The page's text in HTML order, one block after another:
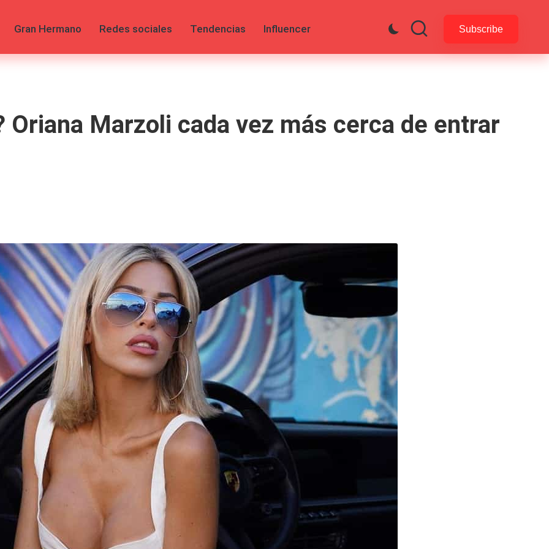
Gran Hermano Redes sociales Tendencias Influencer Subscribe
Oriana Marzoli cada vez más cerca de entrar